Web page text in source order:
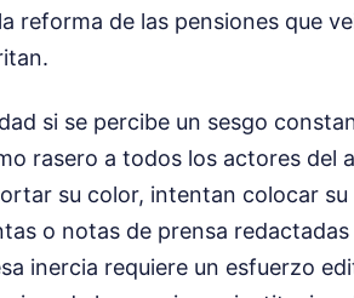
reforma de las pensiones que
si se percibe un sesgo
rasero a todos los actores del
su color, intentan colocar su
o notas de prensa
inercia requiere un esfuerzo